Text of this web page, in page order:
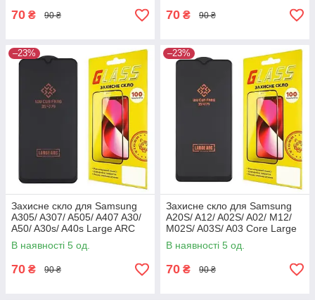
70 ₴ 90 ₴ 70 ₴ 90 ₴
–23%
Захисне скло для Samsung
A305/ A307/ A505/ A407 A30/
A50/ A30s/ A40s Large ARC
(0.3 мм, чорне)
В наявності 5 од.
70 ₴ 90 ₴
–23%
Захисне скло для Samsung
A20S/ A12/ A02S/ A02/ M12/
M02S/ A03S/ A03 Core Large
ARC (0.3 мм, чорне)
В наявності 5 од.
70 ₴ 90 ₴